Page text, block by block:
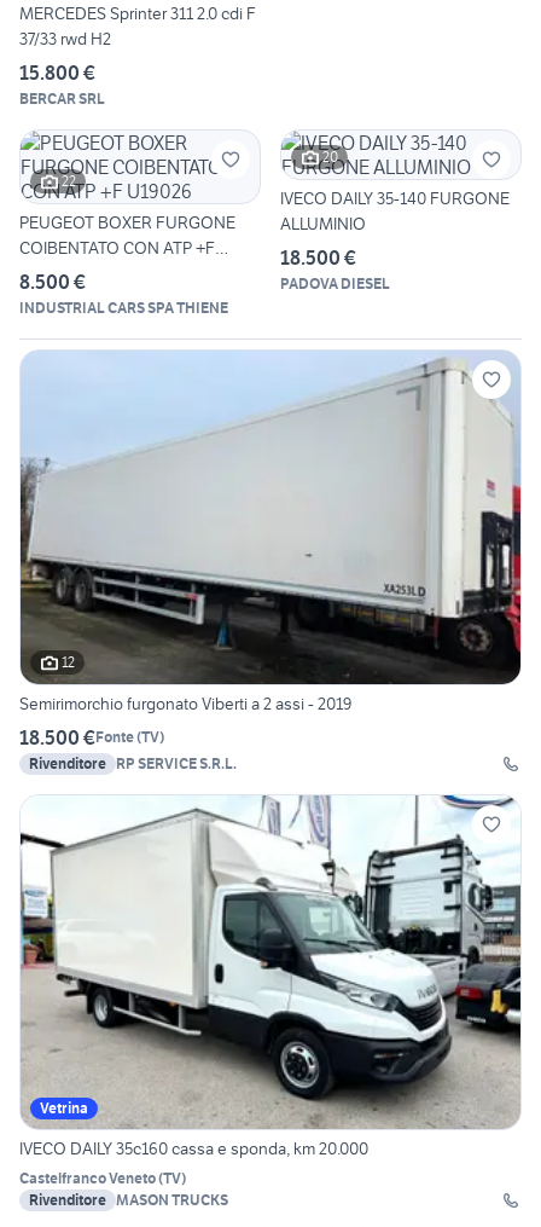
MERCEDES Sprinter 311 2.0 cdi F
37/33 rwd H2
15.800 €
BERCAR SRL
22
PEUGEOT BOXER FURGONE
COIBENTATO CON ATP +F
U19026
8.500 €
INDUSTRIAL CARS SPA THIENE
20
IVECO DAILY 35-140 FURGONE
ALLUMINIO
18.500 €
PADOVA DIESEL
12
Semirimorchio furgonato Viberti a 2 assi - 2019
18.500 €Fonte(TV)
Rivenditore RP SERVICE S.R.L.
Vetrina
IVECO DAILY 35c160 cassa e sponda, km 20.000
Castelfranco Veneto(TV)
Rivenditore MASON TRUCKS